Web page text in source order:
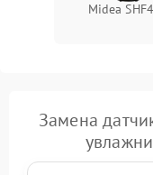
Midea
Замена